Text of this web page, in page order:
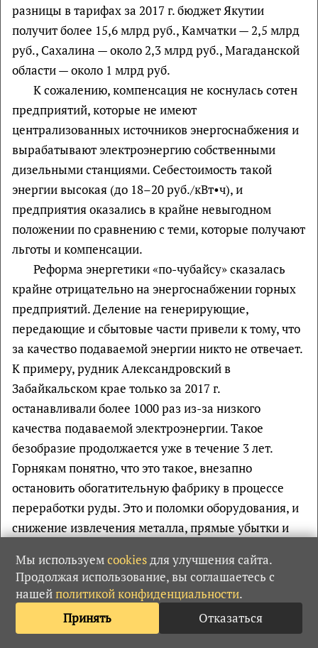
разницы в тарифах за 2017 г. бюджет Якутии
получит более 15,6 млрд руб., Камчатки — 2,5 млрд
руб., Сахалина — около 2,3 млрд руб., Магаданской
области — около 1 млрд руб.
К сожалению, компенсация не коснулась сотен
предприятий, которые не имеют
централизованных источников энергоснабжения и
вырабатывают электроэнергию собственными
дизельными станциями. Себестоимость такой
энергии высокая (до 18–20 руб./кВт•ч), и
предприятия оказались в крайне невыгодном
положении по сравнению с теми, которые получают
льготы и компенсации.
Реформа энергетики «по-чубайсу» сказалась
крайне отрицательно на энергоснабжении горных
предприятий. Деление на генерирующие,
передающие и сбытовые части привели к тому, что
за качество подаваемой энергии никто не отвечает.
К примеру, рудник Александровский в
Забайкальском крае только за 2017 г.
останавливали более 1000 раз из-за низкого
качества подаваемой электроэнергии. Такое
безобразие продолжается уже в течение 3 лет.
Горнякам понятно, что это такое, внезапно
остановить обогатительную фабрику в процессе
переработки руды. Это и поломки оборудования, и
снижение извлечения металла, прямые убытки и
даже на федеральном уровне — ни в министерстве
энергетики, ни в Ростехнадзоре, ни в
антимонопольном ведомстве. В администрации
Президента РФ пообещали дать ответ к концу
Мы используемcookiesдля улучшения сайта.
Продолжая использование, вы соглашаетесь с
нашейполитикой конфиденциальности.
Принять
Отказаться